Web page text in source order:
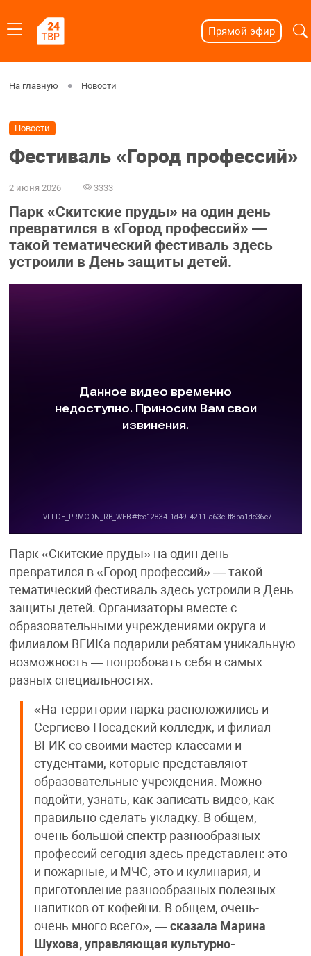
Прямой эфир
На главную Новости
Новости
Фестиваль «Город профессий»
2 июня 2026 3333
Парк «Скитские пруды» на один день
превратился в «Город профессий» —
такой тематический фестиваль здесь
устроили в День защиты детей.
Парк «Скитские пруды» на один день
превратился в «Город профессий» — такой
тематический фестиваль здесь устроили в День
защиты детей. Организаторы вместе с
образовательными учреждениями округа и
филиалом ВГИКа подарили ребятам уникальную
возможность — попробовать себя в самых
разных специальностях.
«На территории парка расположились и
Сергиево-Посадский колледж, и филиал
ВГИК со своими мастер-классами и
студентами, которые представляют
образовательные учреждения. Можно
подойти, узнать, как записать видео, как
правильно сделать укладку. В общем,
очень большой спектр разнообразных
профессий сегодня здесь представлен: это
и пожарные, и МЧС, это и кулинария, и
приготовление разнообразных полезных
напитков от кофейни. В общем, очень-
очень много всего», — сказала Марина
Шухова, управляющая культурно-